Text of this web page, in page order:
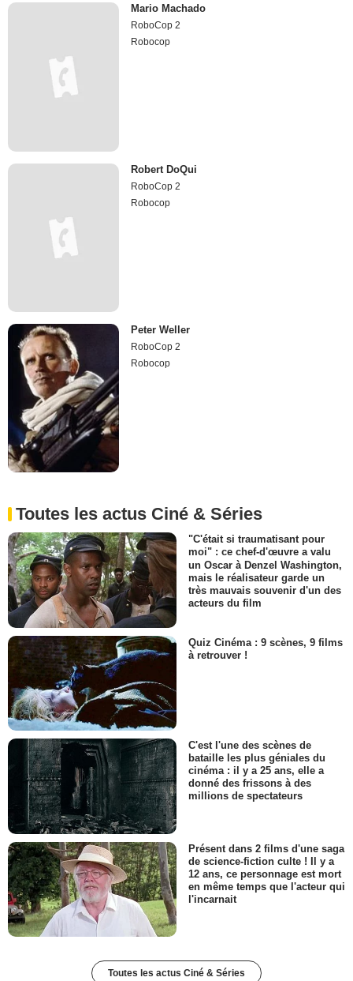
Mario Machado
RoboCop 2
Robocop
Robert DoQui
RoboCop 2
Robocop
Peter Weller
RoboCop 2
Robocop
Toutes les actus Ciné & Séries
"C'était si traumatisant pour
moi" : ce chef-d'œuvre a valu
un Oscar à Denzel Washington,
mais le réalisateur garde un
très mauvais souvenir d'un des
acteurs du film
Quiz Cinéma : 9 scènes, 9 films
à retrouver !
C'est l'une des scènes de
bataille les plus géniales du
cinéma : il y a 25 ans, elle a
donné des frissons à des
millions de spectateurs
Présent dans 2 films d'une saga
de science-fiction culte ! Il y a
12 ans, ce personnage est mort
en même temps que l'acteur qui
l'incarnait
Toutes les actus Ciné & Séries